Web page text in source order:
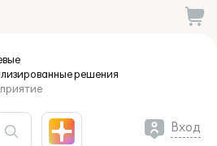
решения
Вход